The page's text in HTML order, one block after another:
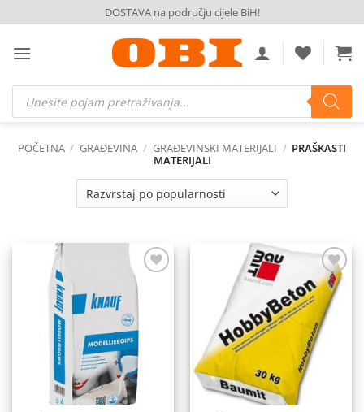
to
content
DOSTAVA na području cijele BiH!
Products
search
POČETNA / GRAĐEVINA / GRAĐEVINSKI MATERIJALI / PRAŠKASTI
MATERIJALI
Dodaj
na
listu
želja